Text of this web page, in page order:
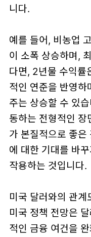
니다.
예를 들어, 비농업
이 소폭 상승하며,
다면, 2년물 수익률
적인 연준을 반영하
주는 상승할 수 있
동하는 전형적인 장
가 본질적으로 좋은
에 대한 기대를 바
작용하는 것입니다.
미국 달러와의 관계
미국 정책 전망은
적인 금융 여건을